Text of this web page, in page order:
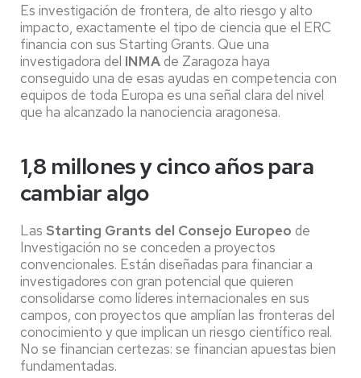
Es investigación de frontera, de alto riesgo y alto
impacto, exactamente el tipo de ciencia que el ERC
financia con sus Starting Grants. Que una
investigadora del INMAde Zaragoza haya
conseguido una de esas ayudas en competencia con
equipos de toda Europa es una señal clara del nivel
que ha alcanzado la nanociencia aragonesa.
1,8 millones y cinco años para
cambiar algo
Las Starting Grants del Consejo Europeo de
Investigación no se conceden a proyectos
convencionales. Están diseñadas para financiar a
investigadores con gran potencial que quieren
consolidarse como líderes internacionales en sus
campos, con proyectos que amplían las fronteras del
conocimiento y que implican un riesgo científico real.
No se financian certezas: se financian apuestas bien
fundamentadas.